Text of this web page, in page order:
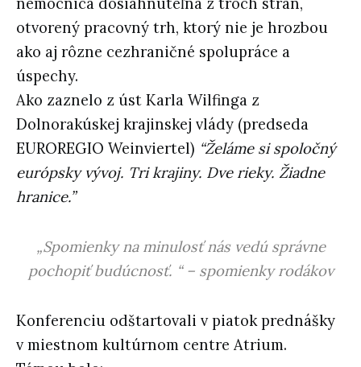
otvorený pracovný trh, ktorý nie je hrozbou
ako aj rôzne cezhraničné spolupráce a
úspechy.
Ako zaznelo z úst Karla Wilfinga z
Dolnorakúskej krajinskej vlády (predseda
EUROREGIO Weinviertel) “Želáme si spoločný
európsky vývoj. Tri krajiny. Dve rieky. Žiadne
hranice.”
„Spomienky na minulosť nás vedú správne
pochopiť budúcnosť. “ – spomienky rodákov
Konferenciu odštartovali v piatok prednášky
v miestnom kultúrnom centre Atrium.